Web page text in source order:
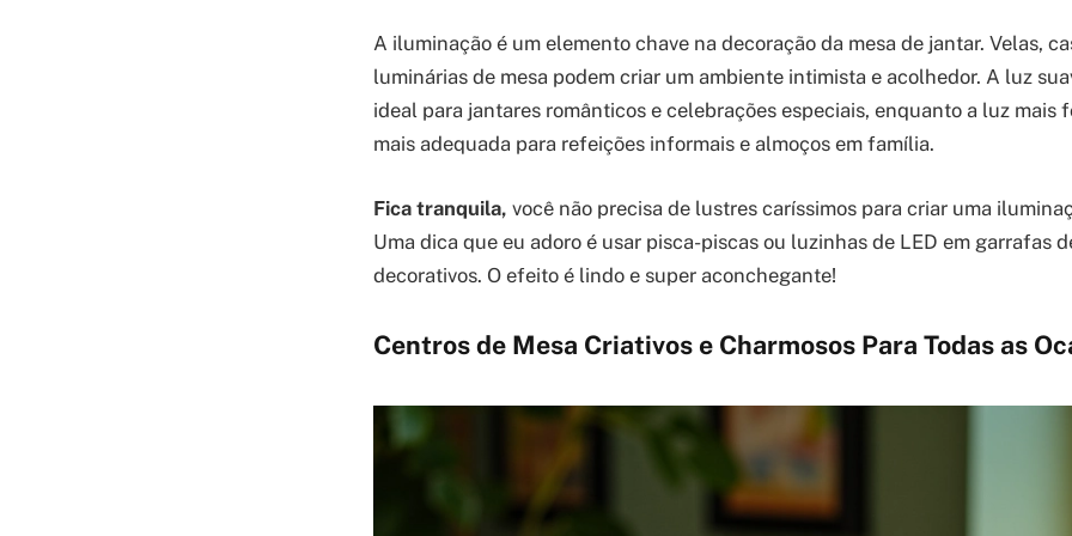
A iluminação é um elemento chave na decoração da mesa de jantar. Velas,
luminárias de mesa podem criar um ambiente intimista e acolhedor. A luz
ideal para jantares românticos e celebrações especiais, enquanto a luz mais
mais adequada para refeições informais e almoços em família.
Fica tranquila, você não precisa de lustres caríssimos para criar uma
Uma dica que eu adoro é usar pisca-piscas ou luzinhas de LED em garrafas
decorativos. O efeito é lindo e super aconchegante!
Centros de Mesa Criativos e Charmosos Para Todas as